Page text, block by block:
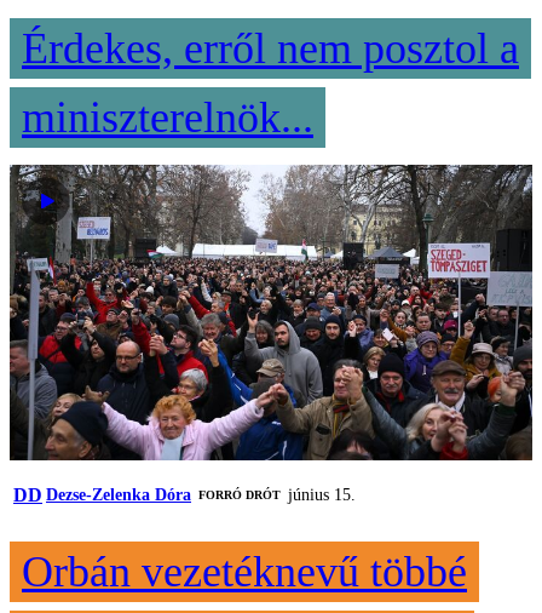
Érdekes, erről nem posztol a
miniszterelnök...
DD Dezse-Zelenka Dóra FORRÓ DRÓT június 15.
Orbán vezetéknevű többé